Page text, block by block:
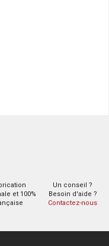
et 100%
Un conseil ?
Besoin d'aide ?
Contactez-nous